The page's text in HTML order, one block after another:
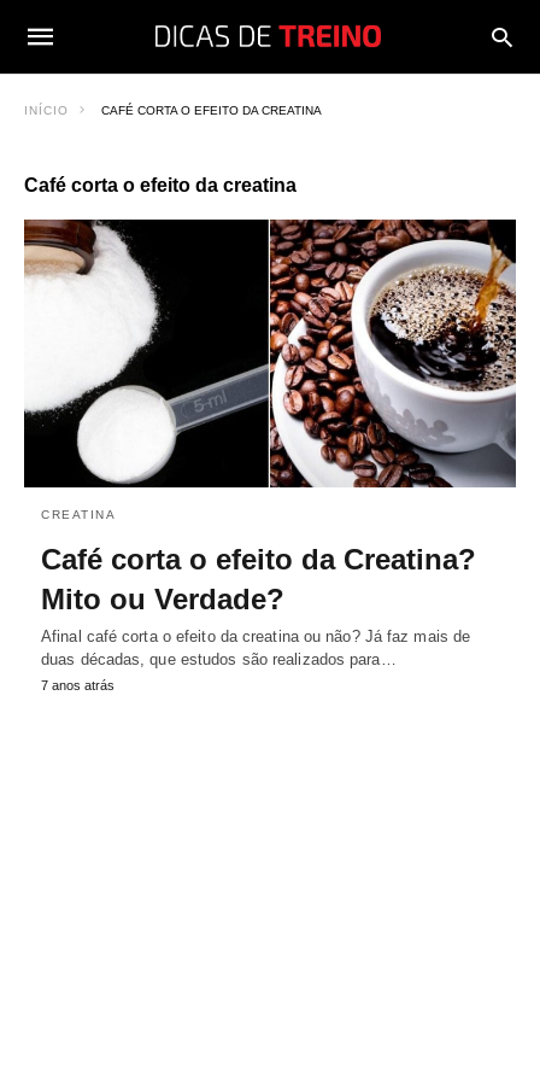
INÍCIO CAFÉ CORTA O EFEITO DA CREATINA
Café corta o efeito da creatina
CREATINA
Café corta o efeito da Creatina?
Mito ou Verdade?
Afinal café corta o efeito da creatina ou não? Já faz mais de
duas décadas, que estudos são realizados para…
7 anos atrás